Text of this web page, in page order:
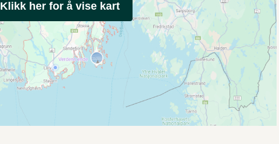
Klikk her for å vise kart